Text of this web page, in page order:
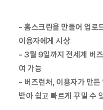
-홈스크린을 만들어 업로
이용자에게 시상
- 3월 9일까지 전세계 버
여 가능
- 버즈런처, 이용자가 만든
받아 쉽고 빠르게 꾸밀 수